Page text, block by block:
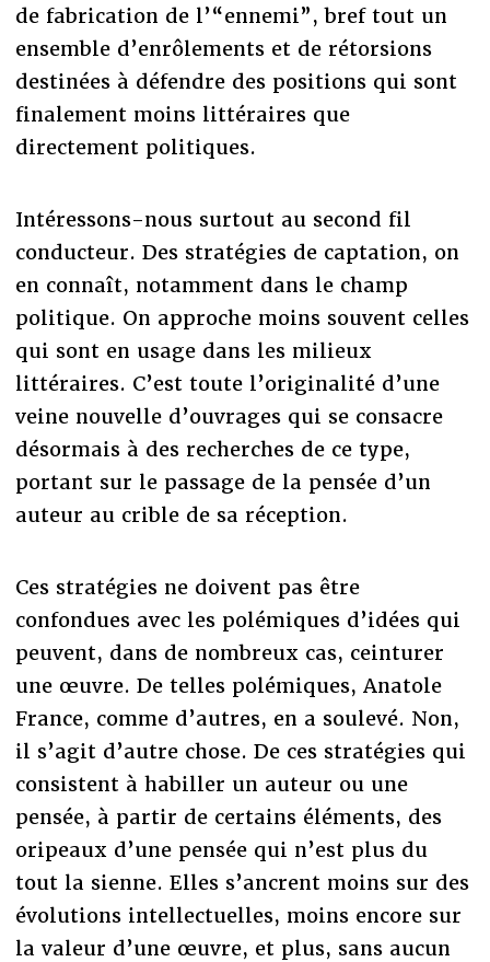
de fabrication de l’“ennemi”, bref tout un
ensemble d’enrôlements et de rétorsions
destinées à défendre des positions qui sont
finalement moins littéraires que
directement politiques.
Intéressons-nous surtout au second fil
conducteur. Des stratégies de captation, on
en connaît, notamment dans le champ
politique. On approche moins souvent celles
qui sont en usage dans les milieux
littéraires. C’est toute l’originalité d’une
veine nouvelle d’ouvrages qui se consacre
désormais à des recherches de ce type,
portant sur le passage de la pensée d’un
auteur au crible de sa réception.
Ces stratégies ne doivent pas être
confondues avec les polémiques d’idées qui
peuvent, dans de nombreux cas, ceinturer
une œuvre. De telles polémiques, Anatole
France, comme d’autres, en a soulevé. Non,
il s’agit d’autre chose. De ces stratégies qui
consistent à habiller un auteur ou une
pensée, à partir de certains éléments, des
oripeaux d’une pensée qui n’est plus du
tout la sienne. Elles s’ancrent moins sur des
évolutions intellectuelles, moins encore sur
la valeur d’une œuvre, et plus, sans aucun